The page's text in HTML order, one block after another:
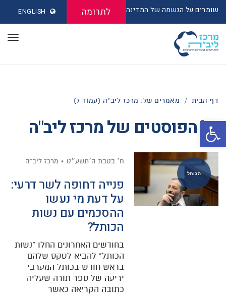
פתח סרגל נגישות
שומרים על הנשמה של המדינה לתרומה ENGLISH
דף הבית / מאמרים של: מרכז ליב"ה (עמוד 7)
כל הפוסטים שלמרכז ליב"ה
הכותל
ח׳ בטבת ה׳תשע״ט מרכז ליב"ה
פנייה דחופה לשר דרעי:
על דעת מי נעשו
ההסכמים עם נשות
הכותל?
בחודשים האחרונים החלו "נשות
הכותל" להביא לטקס שלהם
בראש חודש בכותל המערבי
יריעה של ספר תורה שעליה
כתובה הקריאה כאשר